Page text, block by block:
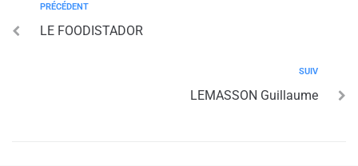
PRÉCÉDENT
LE FOODISTADOR
SUIV
LEMASSON Guillaume